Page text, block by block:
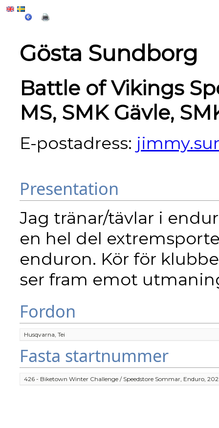
Gösta Sundborg
Battle of Vikings
MS, SMK Gävle,
E-postadress:
Presentation
Jag tränar/tävlar i
en hel del
enduron. Kör för
ser fram emot
Fordon
Husqvarna, Tei
Fasta startnummer
426 - Biketown Winter Challenge / Speedstore Sommar, Enduro,